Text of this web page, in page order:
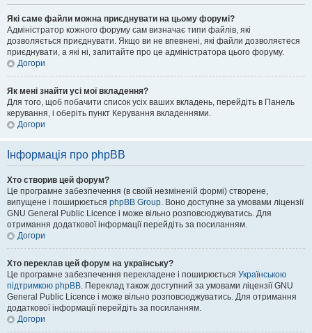
Які саме файли можна приєднувати на цьому форумі?
Адміністратор кожного форуму сам визначає типи файлів, які
дозволяється приєднувати. Якщо ви не впевнені, які файли дозволяєтеся
приєднувати, а які ні, запитайте про це адміністратора цього форуму.
Догори
Як мені знайти усі мої вкладення?
Для того, щоб побачити список усіх ваших вкладень, перейдіть в Панель
керування, і оберіть пункт Керування вкладеннями.
Догори
Інформація про phpBB
Хто створив цей форум?
Це програмне забезпечення (в своїй незміненій формі) створене,
випущене і поширюється phpBB Group. Воно доступне за умовами ліцензії
GNU General Public Licence і може вільно розповсюджуватись. Для
отримання додаткової інформації перейдіть за посиланням.
Догори
Хто переклав цей форум на українську?
Це програмне забезпечення перекладене і поширюється Українською
підтримкою phpBB. Переклад також доступний за умовами ліцензії GNU
General Public Licence і може вільно розповсюджуватись. Для отримання
додаткової інформації перейдіть за посиланням.
Догори